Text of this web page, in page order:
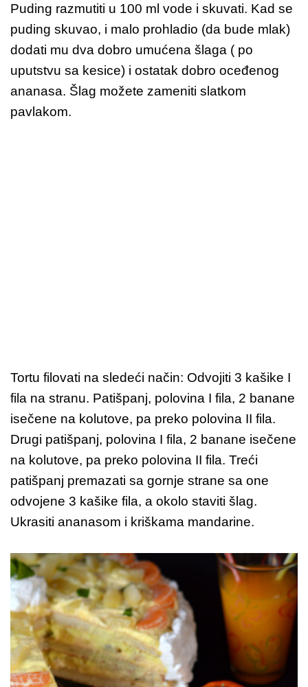
Puding razmutiti u 100 ml vode i skuvati. Kad se
puding skuvao, i malo prohladio (da bude mlak)
dodati mu dva dobro umućena šlaga ( po
uputstvu sa kesice) i ostatak dobro oceđenog
ananasa. Šlag možete zameniti slatkom
pavlakom.
Tortu filovati na sledeći način: Odvojiti 3 kašike I
fila na stranu. Patišpanj, polovina I fila, 2 banane
isečene na kolutove, pa preko polovina II fila.
Drugi patišpanj, polovina I fila, 2 banane isečene
na kolutove, pa preko polovina II fila. Treći
patišpanj premazati sa gornje strane sa one
odvojene 3 kašike fila, a okolo staviti šlag.
Ukrasiti ananasom i kriškama mandarine.